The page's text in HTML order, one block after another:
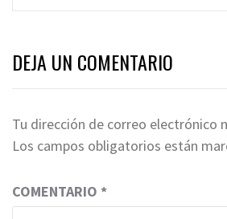
DEJA UN COMENTARIO
Tu dirección de correo electrónico
Los campos obligatorios están
COMENTARIO *